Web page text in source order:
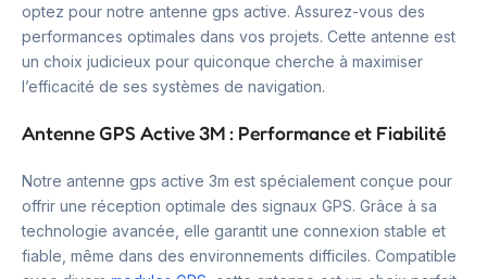
optez pour notre antenne gps active. Assurez-vous des
performances optimales dans vos projets. Cette antenne est
un choix judicieux pour quiconque cherche à maximiser
l’efficacité de ses systèmes de navigation.
Antenne GPS Active 3M : Performance et Fiabilité
Notre antenne gps active 3m est spécialement conçue pour
offrir une réception optimale des signaux GPS. Grâce à sa
technologie avancée, elle garantit une connexion stable et
fiable, même dans des environnements difficiles. Compatible